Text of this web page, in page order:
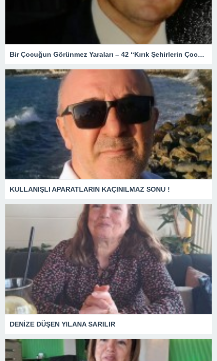
Bir Çocuğun Görünmez Yaraları – 42 “Kırık Şehirlerin Çocukları”
KULLANIŞLI APARATLARIN KAÇINILMAZ SONU !
DENİZE DÜŞEN YILANA SARILIR